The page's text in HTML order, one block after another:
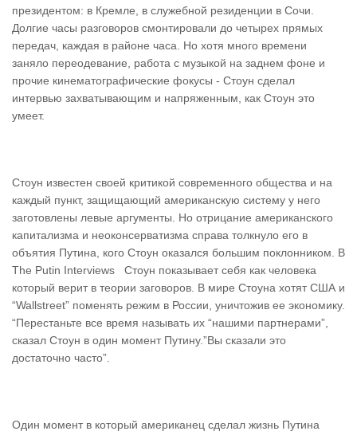
президентом: в Кремле, в служебной резиденции в Сочи.
Долгие часы разговоров смонтировали до четырех прямых
передач, каждая в районе часа. Но хотя много времени
заняло переодевание, работа с музыкой на заднем фоне и
прочие кинематографические фокусы - Стоун сделал
интервью захватывающим и напряженным, как Стоун это
умеет.
Стоун известен своей критикой современного общества и на
каждый пункт, защищающий американскую систему у него
заготовлены левые аргументы. Но отрицание американского
капитализма и неоконсерватизма справа толкнуло его в
объятия Путина, кого Стоун оказался большим поклонником. В
The Putin Interviews Стоун показывает себя как человека
который верит в теории заговоров. В мире Стоуна хотят США и
“Wallstreet” поменять режим в России, уничтожив ее экономику.
“Перестаньте все время называть их “нашими партнерами”,
сказал Стоун в один момент Путину.”Вы сказали это
достаточно часто”.
Один момент в который американец сделал жизнь Путина